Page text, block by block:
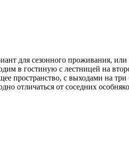
для сезонного проживания,
в гостиную с лестницей на
пространство, с выходами на
отличаться от соседних